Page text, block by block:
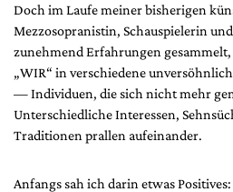
Doch im Laufe meiner bisherigen
Mezzosopranistin, Schauspielerin
zunehmend Erfahrungen gesammelt,
„WIR“ in verschiedene
— Individuen, die sich nicht mehr
Unterschiedliche Interessen,
Traditionen prallen aufeinander.
Anfangs sah ich darin etwas